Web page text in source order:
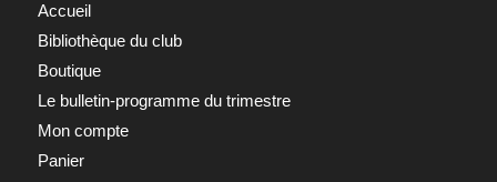
Accueil
Bibliothèque du club
Boutique
Le bulletin-programme du trimestre
Mon compte
Panier